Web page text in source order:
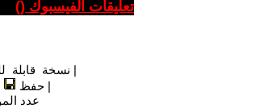
تعليقات الفيسبوك ()
| نسخة قابلة
|حفظ
عدد